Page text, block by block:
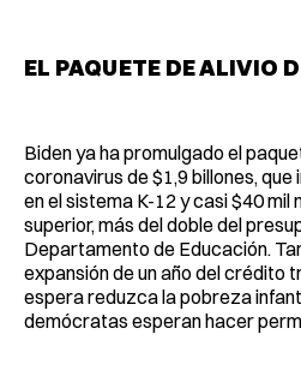
EL PAQUETE DE ALIVIO
Biden ya ha promulgado el
coronavirus de $1,9 billones, que
en el sistema K-12 y casi $40 mil
superior, más del doble del
Departamento de Educación.
expansión de un año del crédito
espera reduzca la pobreza
demócratas esperan hacer